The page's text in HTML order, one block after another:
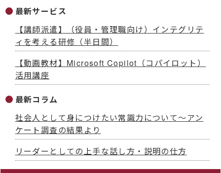
最新サービス
【講師派遣】（役員・管理職向け）インテグリテ
ィを考える研修（半日間）
【動画教材】Microsoft Copilot（コパイロット）
活用講座
最新コラム
社会人として身につけたい常識力について～アン
ケート調査の結果より
リーダーとしての上手な話し方・説明の仕方